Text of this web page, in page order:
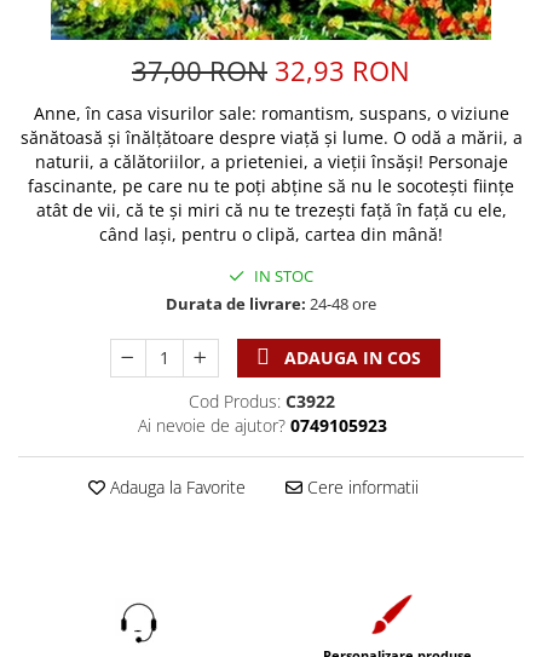
Viata crestina
Rugaciune
Familie
Barbati
Cresterea copiilor
Femei
Viata de familie
Harfe / Partituri
Instrumente pastorale
Predici/ Schite de predici
Pix plastic
Jocuri
Jurnal de Rugaciune
Limba Engleza
Limba Română
Magneti
Pentru copii
Obiecte decorative
Pix+Semn de carte
Tablouri din lemn
Tablouri
Sibiu
Alte suveniruri
Carti postale
Jurnal
Magneti
Suport pahar
Suport pahar
37,00 RON 32,93 RON
Anne, în casa visurilor sale: romantism, suspans, o viziune
sănătoasă şi înălţătoare despre viaţă şi lume. O odă a mării, a
naturii, a călătoriilor, a prieteniei, a vieţii însăşi! Personaje
fascinante, pe care nu te poţi abţine să nu le socoteşti fiinţe
atât de vii, că te şi miri că nu te trezeşti faţă în faţă cu ele,
când laşi, pentru o clipă, cartea din mână!
IN STOC
Durata de livrare: 24-48 ore
ADAUGA IN COS
Cod Produs: C3922
Ai nevoie de ajutor? 0749105923
Adauga la Favorite Cere informatii